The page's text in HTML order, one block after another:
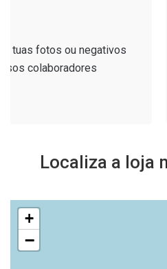
Aguarda entre
ficheiros digitais
Localiza a loja
+
−